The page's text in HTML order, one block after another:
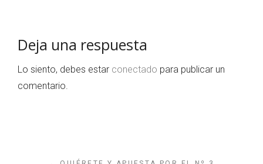
Deja una respuesta
Lo siento, debes estar conectado para publicar un
comentario.